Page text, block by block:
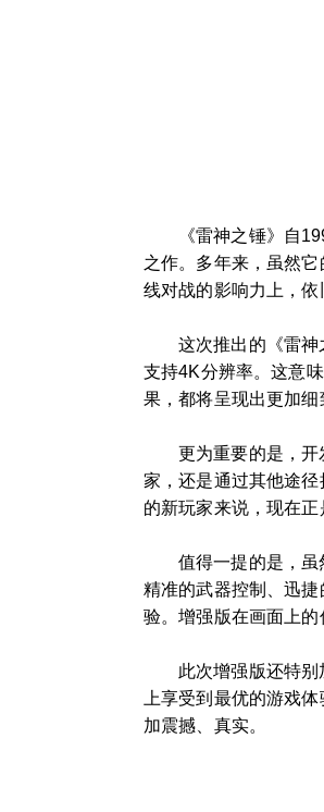
《雷神之锤》自
之作。多年来，虽然
线对战的影响力上，依
这次推出的《雷
支持4K分辨率。这意
果，都将呈现出更加
更为重要的是，
家，还是通过其他途
的新玩家来说，现在正
值得一提的是，
精准的武器控制、迅
验。增强版在画面上
此次增强版还特
上享受到最优的游戏
加震撼、真实。